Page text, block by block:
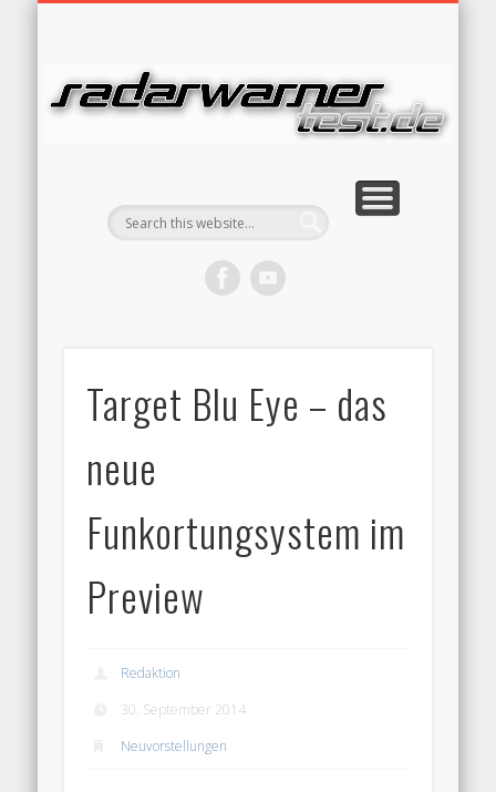
Target Blu Eye – das
neue
Funkortungsystem im
Preview
Redaktion
30. September 2014
Neuvorstellungen